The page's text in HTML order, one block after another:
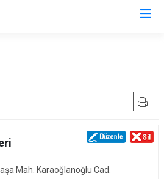
Adapazarı
Mah. Karaoğlanoğlu Cad.